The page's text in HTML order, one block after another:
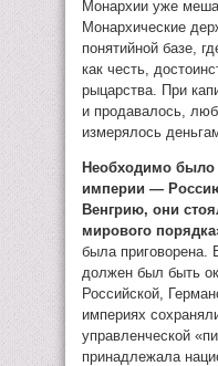
Монархии уже
Монархические
понятийной базе,
как честь,
рыцарства. При
и продавалось,
измерялось
Необходимо было
империи —
Венгрию, они
мирового
была приговорена.
должен был быть
Российской,
империях
управленческой
принадлежала